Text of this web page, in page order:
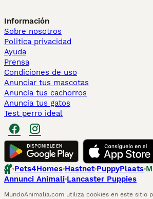
Información
Sobre nosotros
Politica privacidad
Ayuda
Prensa
Condiciones de uso
Anunciar tus mascotas
Anuncia tus cachorros
Anuncia tus gatos
Test perro ideal
Pets4Homes Hastnet PuppyPlaats
Annunci Animali Lancaster Puppies
MundoAnimalia.com utiliza cookies en este sitio